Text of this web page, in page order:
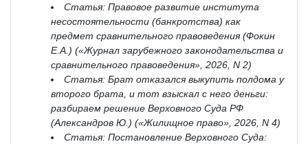
Статья: Правовое развитие института
несостоятельности (банкротства) как
предмет сравнительного правоведения (Фокин
Е.А.) («Журнал зарубежного законодательства и
сравнительного правоведения», 2026, N 2)
Статья: Брат отказался выкупить полдома у
второго брата, и тот взыскал с него деньги:
разбираем решение Верховного Суда РФ
(Александров Ю.) («Жилищное право», 2026, N 4)
Статья: Постановление Верховного Суда: